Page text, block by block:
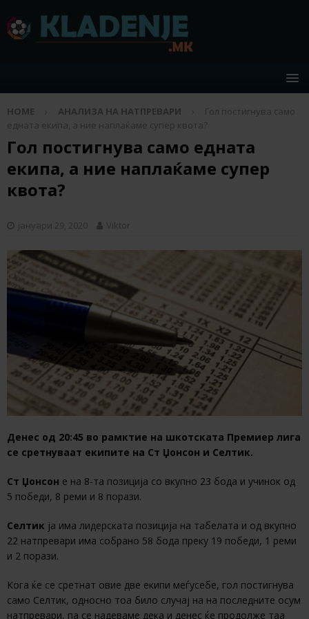
HOME АНАЛИЗА НА НАТПРЕВАРИ
Гол постигнува само
едната екипа, а ние наплаќаме супер квота?
Гол постигнува само едната
екипа, а ние наплаќаме супер
квота?
јануари 29, 2020 Viktor
Денес од 20:45 во рамктие на шкотската Премиер лига
се сретнуваат екипите на Ст Џонсон и Селтик.
Ст Џонсон е на 8-та позиција со вкупно 23 бода и учинок од
5 победи, 8 реми и 8 порази.
Селтик ја има лидерската позиција на табелата и од вкупно
22 натпревари има собрано 58 бода преку 19 победи, 1 реми
и 2 порази.
Кога ќе се сретнат овие две екипи меѓусебе, гол постигнува
само Селтик, односно тоа било случај на на последните осум
натпревари, па се надеваме дека и денес ќе продолже таа